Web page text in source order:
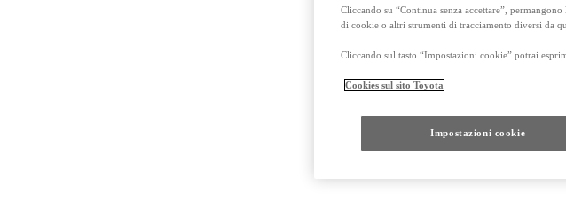
Cliccando su “Continua senza accettare”,
di cookie o altri strumenti di tracciamento diversi da
Cliccando sul tasto “Impostazioni cookie” potrai
Cookies sul sito Toyota
Impostazioni cookie